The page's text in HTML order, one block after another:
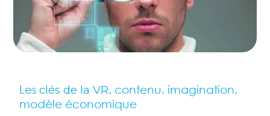
Lesclés de la VR, contenu, imagination,
modèle économique